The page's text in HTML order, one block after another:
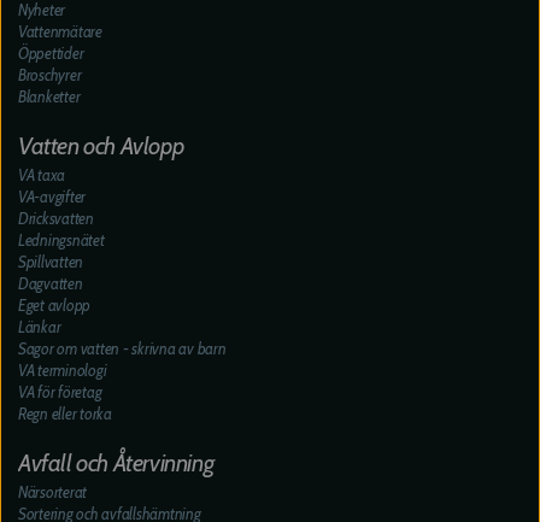
Nyheter
Vattenmätare
Öppettider
Broschyrer
Blanketter
Vatten och Avlopp
VA taxa
VA-avgifter
Dricksvatten
Ledningsnätet
Spillvatten
Dagvatten
Eget avlopp
Länkar
Sagor om vatten - skrivna av barn
VA terminologi
VA för företag
Regn eller torka
Avfall och Återvinning
Närsorterat
Sortering och avfallshämtning